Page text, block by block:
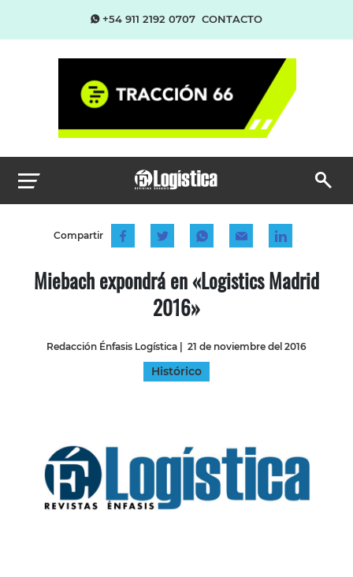
+54 911 2192 0707 CONTACTO
Compartir
Miebach expondrá en «Logistics Madrid
2016»
Redacción Énfasis Logística | 21 de noviembre del 2016
Histórico